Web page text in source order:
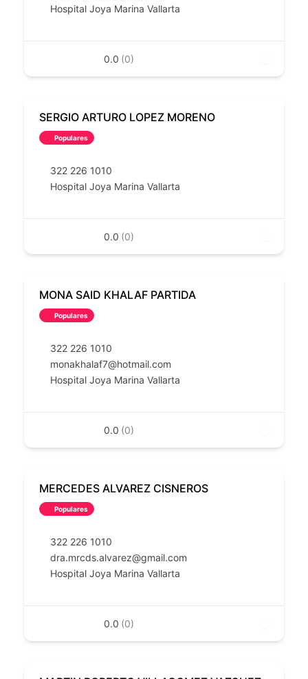
Hospital Joya Marina Vallarta
0.0 (0)
SERGIO ARTURO LOPEZ MORENO
Populares
322 226 1010
Hospital Joya Marina Vallarta
0.0 (0)
MONA SAID KHALAF PARTIDA
Populares
322 226 1010
monakhalaf7@hotmail.com
Hospital Joya Marina Vallarta
0.0 (0)
MERCEDES ALVAREZ CISNEROS
Populares
322 226 1010
dra.mrcds.alvarez@gmail.com
Hospital Joya Marina Vallarta
0.0 (0)